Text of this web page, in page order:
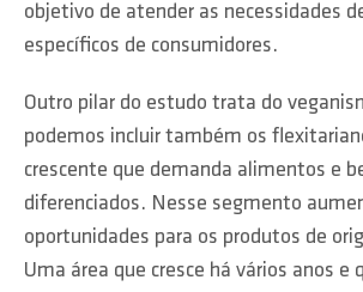
objetivo de atender as necessidades
específicos de consumidores.
Outro pilar do estudo trata do
podemos incluir também os
crescente que demanda alimentos e
diferenciados. Nesse segmento
oportunidades para os produtos de
Uma área que cresce há vários anos e